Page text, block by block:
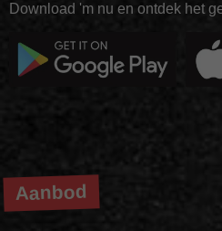
Download 'm nu en ontdek het
Aanbod